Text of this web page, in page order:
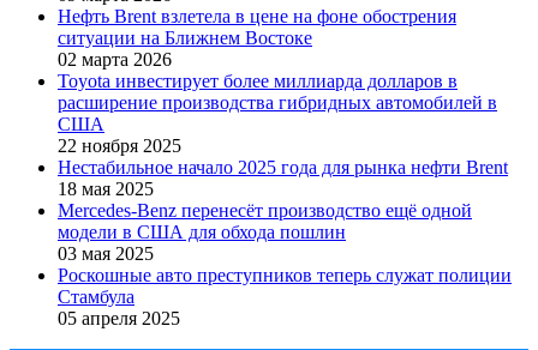
Нефть Brent взлетела в цене на фоне обострения
ситуации на Ближнем Востоке
02 марта 2026
Toyota инвестирует более миллиарда долларов в
расширение производства гибридных автомобилей в
США
22 ноября 2025
Нестабильное начало 2025 года для рынка нефти Brent
18 мая 2025
Mercedes-Benz перенесёт производство ещё одной
модели в США для обхода пошлин
03 мая 2025
Роскошные авто преступников теперь служат полиции
Стамбула
05 апреля 2025